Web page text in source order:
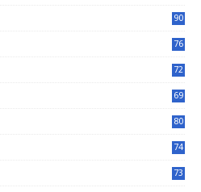
90
76
72
69
80
74
73